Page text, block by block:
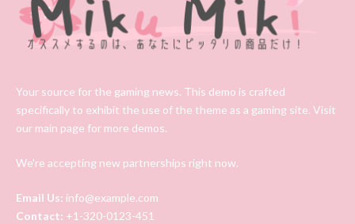
Your source for the gaming news. This demo is crafted
specifically to exhibit the use of the theme as a gaming site. Visit
our main page for more demos.
We're accepting new partnerships right now.
Email Us: info@example.com
Contact: +1-320-0123-451